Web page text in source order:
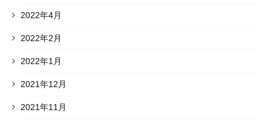
2022年4月
2022年2月
2022年1月
2021年12月
2021年11月